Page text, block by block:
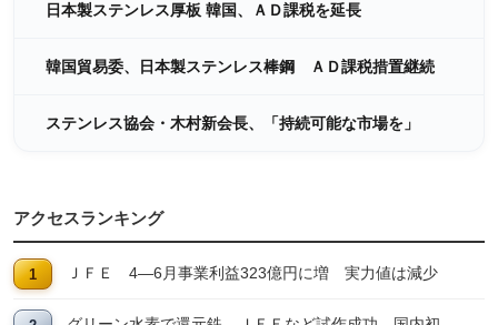
日本製ステンレス厚板 韓国、ＡＤ課税を延長
韓国貿易委、日本製ステンレス棒鋼 ＡＤ課税措置継続
ステンレス協会・木村新会長、「持続可能な市場を」
アクセスランキング
ＪＦＥ 4―6月事業利益323億円に増 実力値は減少